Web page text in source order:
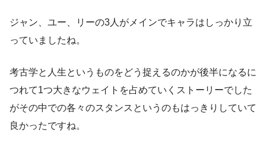
ジャン、ユー、リーの3人がメインでキャラはしっかり立
っていましたね。
考古学と人生というものをどう捉えるのかが後半になるに
つれて1つ大きなウェイトを占めていくストーリーでした
がその中での各々のスタンスというのもはっきりしていて
良かったですね。